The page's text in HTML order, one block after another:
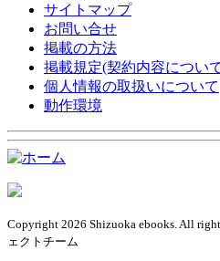
サイトマップ
お問い合せ
掲載の方法
掲載規定(契約内容につい
個人情報の取扱いについて
動作環境
Copyright 2026 Shizuoka ebooks. All
ェクトチーム